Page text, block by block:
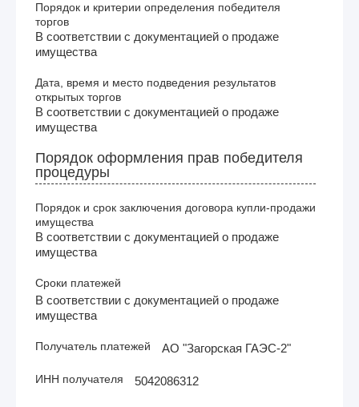
Порядок и критерии определения победителя
торгов
В соответствии с документацией о продаже
имущества
Дата, время и место подведения результатов
открытых торгов
В соответствии с документацией о продаже
имущества
Порядок оформления прав победителя
процедуры
Порядок и срок заключения договора купли-продажи
имущества
В соответствии с документацией о продаже
имущества
Сроки платежей
В соответствии с документацией о продаже
имущества
Получатель платежей АО "Загорская ГАЭС-2"
ИНН получателя 5042086312